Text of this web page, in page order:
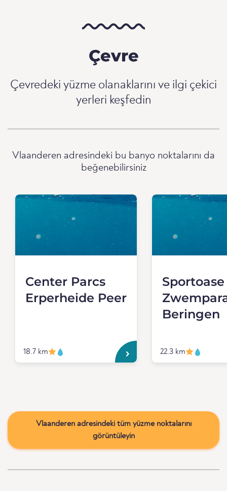
Çevre
Çevredeki yüzme olanaklarını ve ilgi çekici
yerleri keşfedin
Vlaanderen adresindeki bu banyo noktalarını da
beğenebilirsiniz
Center Parcs
Erperheide Peer
18.7 km
Beringen
22.3 km
Vlaanderen adresindeki tüm yüzme noktalarını
görüntüleyin